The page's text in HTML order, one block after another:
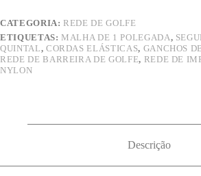
CATEGORIA: REDE DE GOLFE
ETIQUETAS: MALHA DE 1 POLEGADA,
QUINTAL, CORDAS ELÁSTICAS, GANCHOS
REDE DE BARREIRA DE GOLFE, REDE DE
NYLON
Descrição